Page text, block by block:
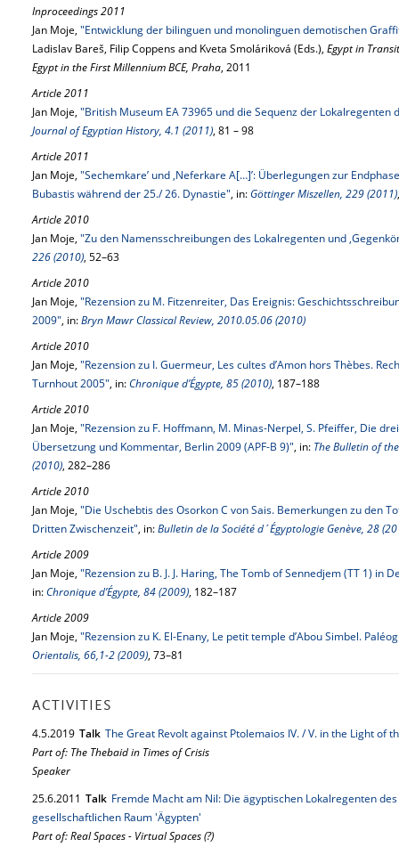
Inproceedings 2011
Jan Moje, "Entwicklung der bilinguen und monolinguen demotischen
Ladislav Bareš, Filip Coppens and Kveta Smoláriková (Eds.), Egypt in
Egypt in the First Millennium BCE, Praha, 2011
Article 2011
Jan Moje, "British Museum EA 73965 und die Sequenz der Lokalregenten
Journal of Egyptian History, 4.1 (2011), 81 – 98
Article 2011
Jan Moje, "Sechemkare’ und ‚Neferkare A[…]’: Überlegungen zur
Bubastis während der 25./ 26. Dynastie", in:Göttinger Miszellen, 229 (2011)
Article 2010
Jan Moje, "Zu den Namensschreibungen des Lokalregenten und
226 (2010), 52–63
Article 2010
Jan Moje, "Rezension zu M. Fitzenreiter, Das Ereignis:
2009", in:Bryn Mawr Classical Review, 2010.05.06 (2010)
Article 2010
Jan Moje, "Rezension zu I. Guermeur, Les cultes d’Amon hors Thèbes.
Turnhout 2005", in:Chronique d’Égypte, 85 (2010), 187–188
Article 2010
Jan Moje, "Rezension zu F. Hoffmann, M. Minas-Nerpel, S. Pfeiffer, Die
Übersetzung und Kommentar, Berlin 2009 (APF-B 9)", in: The Bulletin of
(2010), 282–286
Article 2010
Jan Moje, "Die Uschebtis des Osorkon C von Sais. Bemerkungen zu den
Dritten Zwischenzeit", in:Bulletin de la Société d´Égyptologie Genève, 28
Article 2009
Jan Moje, "Rezension zu B. J. J. Haring, The Tomb of Sennedjem (TT 1) in
in:Chronique d’Égypte, 84 (2009), 182–187
Article 2009
Jan Moje, "Rezension zu K. El-Enany, Le petit temple d’Abou Simbel.
Orientalis, 66,1-2 (2009), 73–81
ACTIVITIES
4.5.2019 Talk The Great Revolt against Ptolemaios IV. / V. in the Light of
Part of: The Thebaid in Times of Crisis
Speaker
25.6.2011 Talk Fremde Macht am Nil: Die ägyptischen Lokalregenten
gesellschaftlichen Raum 'Ägypten'
Part of: Real Spaces - Virtual Spaces (?)